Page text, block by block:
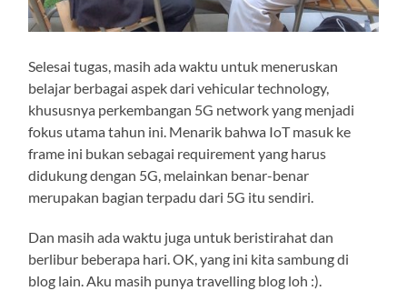
Selesai tugas, masih ada waktu untuk meneruskan
belajar berbagai aspek dari vehicular technology,
khususnya perkembangan 5G network yang menjadi
fokus utama tahun ini. Menarik bahwa IoT masuk ke
frame ini bukan sebagai requirement yang harus
didukung dengan 5G, melainkan benar-benar
merupakan bagian terpadu dari 5G itu sendiri.
Dan masih ada waktu juga untuk beristirahat dan
berlibur beberapa hari. OK, yang ini kita sambung di
blog lain. Aku masih punya travelling blog loh :).